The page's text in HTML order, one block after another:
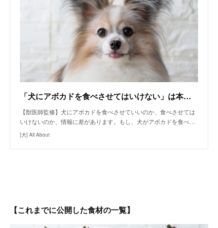
「犬にアボカドを食べさせてはいけない」は本当？
【獣医師監修】犬にアボカドを食べさせていいのか、食べさせては
いけないのか、情報に差があります。もし、犬がアボカドを食べ…
[犬] All About
【これまでに公開した食材の一覧】